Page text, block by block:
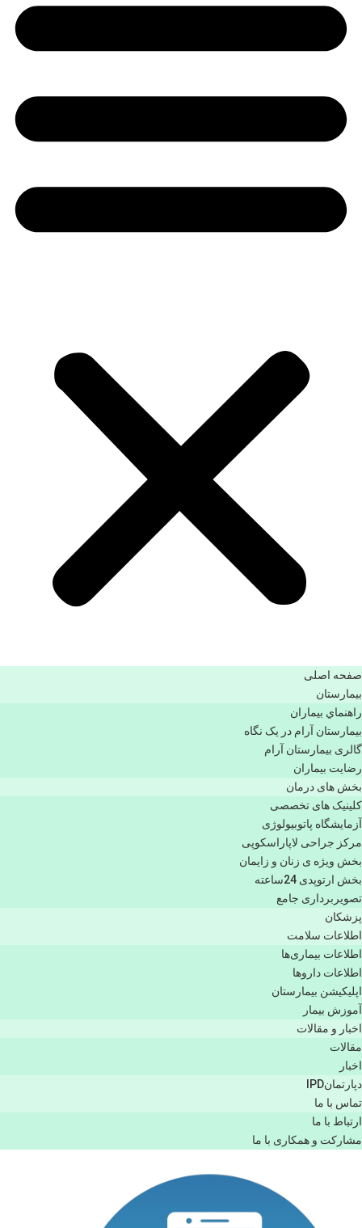
صفحه اصلی
بيمارستان
راهنماي بیماران
بیمارستان آرام در یک نگاه
گالری بیمارستان آرام
رضایت بیماران
بخش های درمان
کلینیک های تخصصی
آزمایشگاه پاتوبیولوژی
مرکز جراحی لاپاراسکوپی
بخش ویژه ی زنان و زایمان
بخش ارتوپدی 24ساعته
تصویربرداری جامع
پزشكان
اطلاعات سلامت
اطلاعات بیماری‌ها
اطلاعات دارو‌ها
اپليكيشن بيمارستان
آموزش بیمار
اخبار و مقالات
مقالات
اخبار
دپارتمانIPD
تماس با ما
ارتباط با ما
مشاركت و همكاری با ما